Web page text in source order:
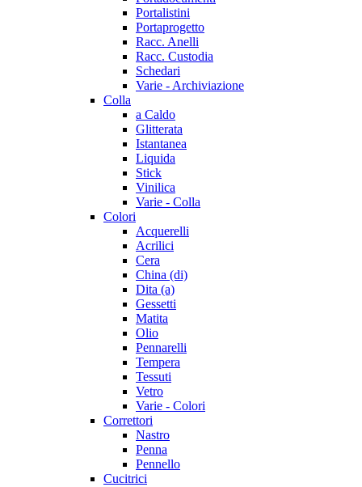
Portalistini
Portaprogetto
Racc. Anelli
Racc. Custodia
Schedari
Varie - Archiviazione
Colla
a Caldo
Glitterata
Istantanea
Liquida
Stick
Vinilica
Varie - Colla
Colori
Acquerelli
Acrilici
Cera
China (di)
Dita (a)
Gessetti
Matita
Olio
Pennarelli
Tempera
Tessuti
Vetro
Varie - Colori
Correttori
Nastro
Penna
Pennello
Cucitrici